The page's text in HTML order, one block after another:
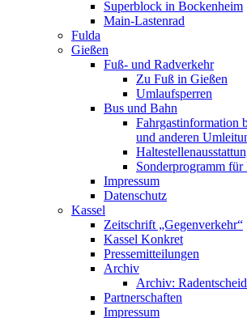
Superblock in Bockenheim
Main-Lastenrad
Fulda
Gießen
Fuß- und Radverkehr
Zu Fuß in Gießen
Umlaufsperren
Bus und Bahn
Fahrgastinformation
und anderen
Sonderprogramm für
Impressum
Datenschutz
Kassel
Zeitschrift „Gegenverkehr“
Kassel Konkret
Pressemitteilungen
Archiv
Archiv:
Partnerschaften
Impressum